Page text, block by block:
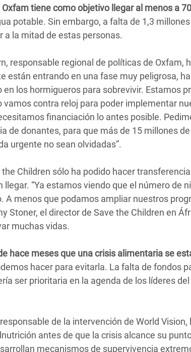
Oxfam tiene como objetivo llegar al menos a
potable. Sin embargo, a falta de 1,3
a la mitad de estas personas.
responsable regional de políticas de Oxfam,
están entrando en una fase muy peligrosa,
en los hormigueros para sobrevivir. Estamos
vamos contra reloj para poder implementar
financiación lo antes posible.
de donantes, para que más de 15 millones
urgente no sean olvidadas”.
the Children sólo ha podido hacer
llegar. “Ya estamos viendo que el número
A menos que podamos ampliar nuestros
Stoner, el director de Save the Children en
muchas vidas.
hace meses que una crisis alimentaria se
hacer para evitarla. La falta de fondos
ser prioritaria en la agenda de los líderes
de la intervención de World
antes de que la crisis alcance su
mecanismos de supervivencia